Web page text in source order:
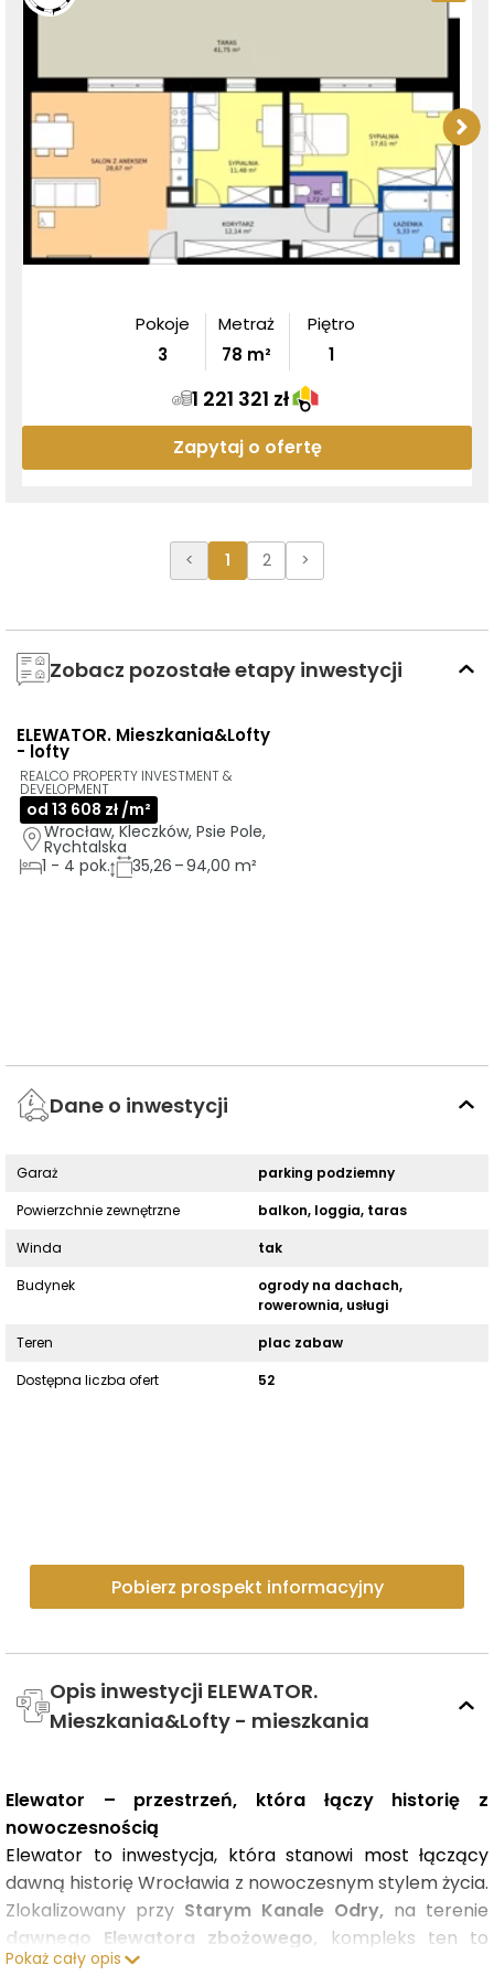
Pokoje
3
Metraż
78 m²
Piętro
1
1 221 321 zł
Zapytaj o ofertę
< 1 2 >
Zobacz pozostałe etapy inwestycji
AI
ELEWATOR. Mieszkania&Lofty
- lofty
REALCO PROPERTY INVESTMENT &
DEVELOPMENT
od 13 608 zł /m²
Wrocław, Kleczków, Psie Pole,
1 - 4 pok. 35,26 – 94,00 m²
Dane o inwestycji
Garaż
parking podziemny
Powierzchnie zewnętrzne
balkon, loggia, taras
Winda
tak
Budynek
ogrody na dachach,
rowerownia, usługi
Teren
plac zabaw
Dostępna liczba ofert
52
Pobierz prospekt informacyjny
Opis inwestycji ELEWATOR.
Mieszkania&Lofty - mieszkania
Elewator – przestrzeń, która łączy historię z
nowoczesnością
Elewator to inwestycja, która stanowi most łączący
dawną historię Wrocławia z nowoczesnym stylem życia.
Zlokalizowany przy Starym Kanale Odry, na terenie
dawnego Elewatora zbożowego, kompleks ten to
rewitalizacja, która w subtelny sposób nawiązuje do
Pokaż cały opis